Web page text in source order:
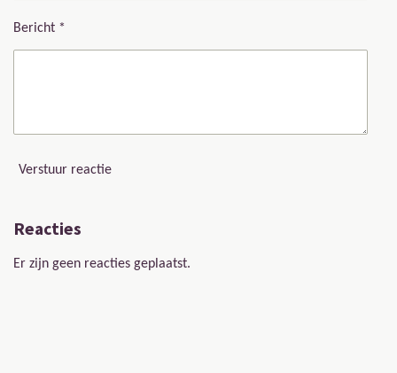
Bericht *
Verstuur reactie
Reacties
Er zijn geen reacties geplaatst.